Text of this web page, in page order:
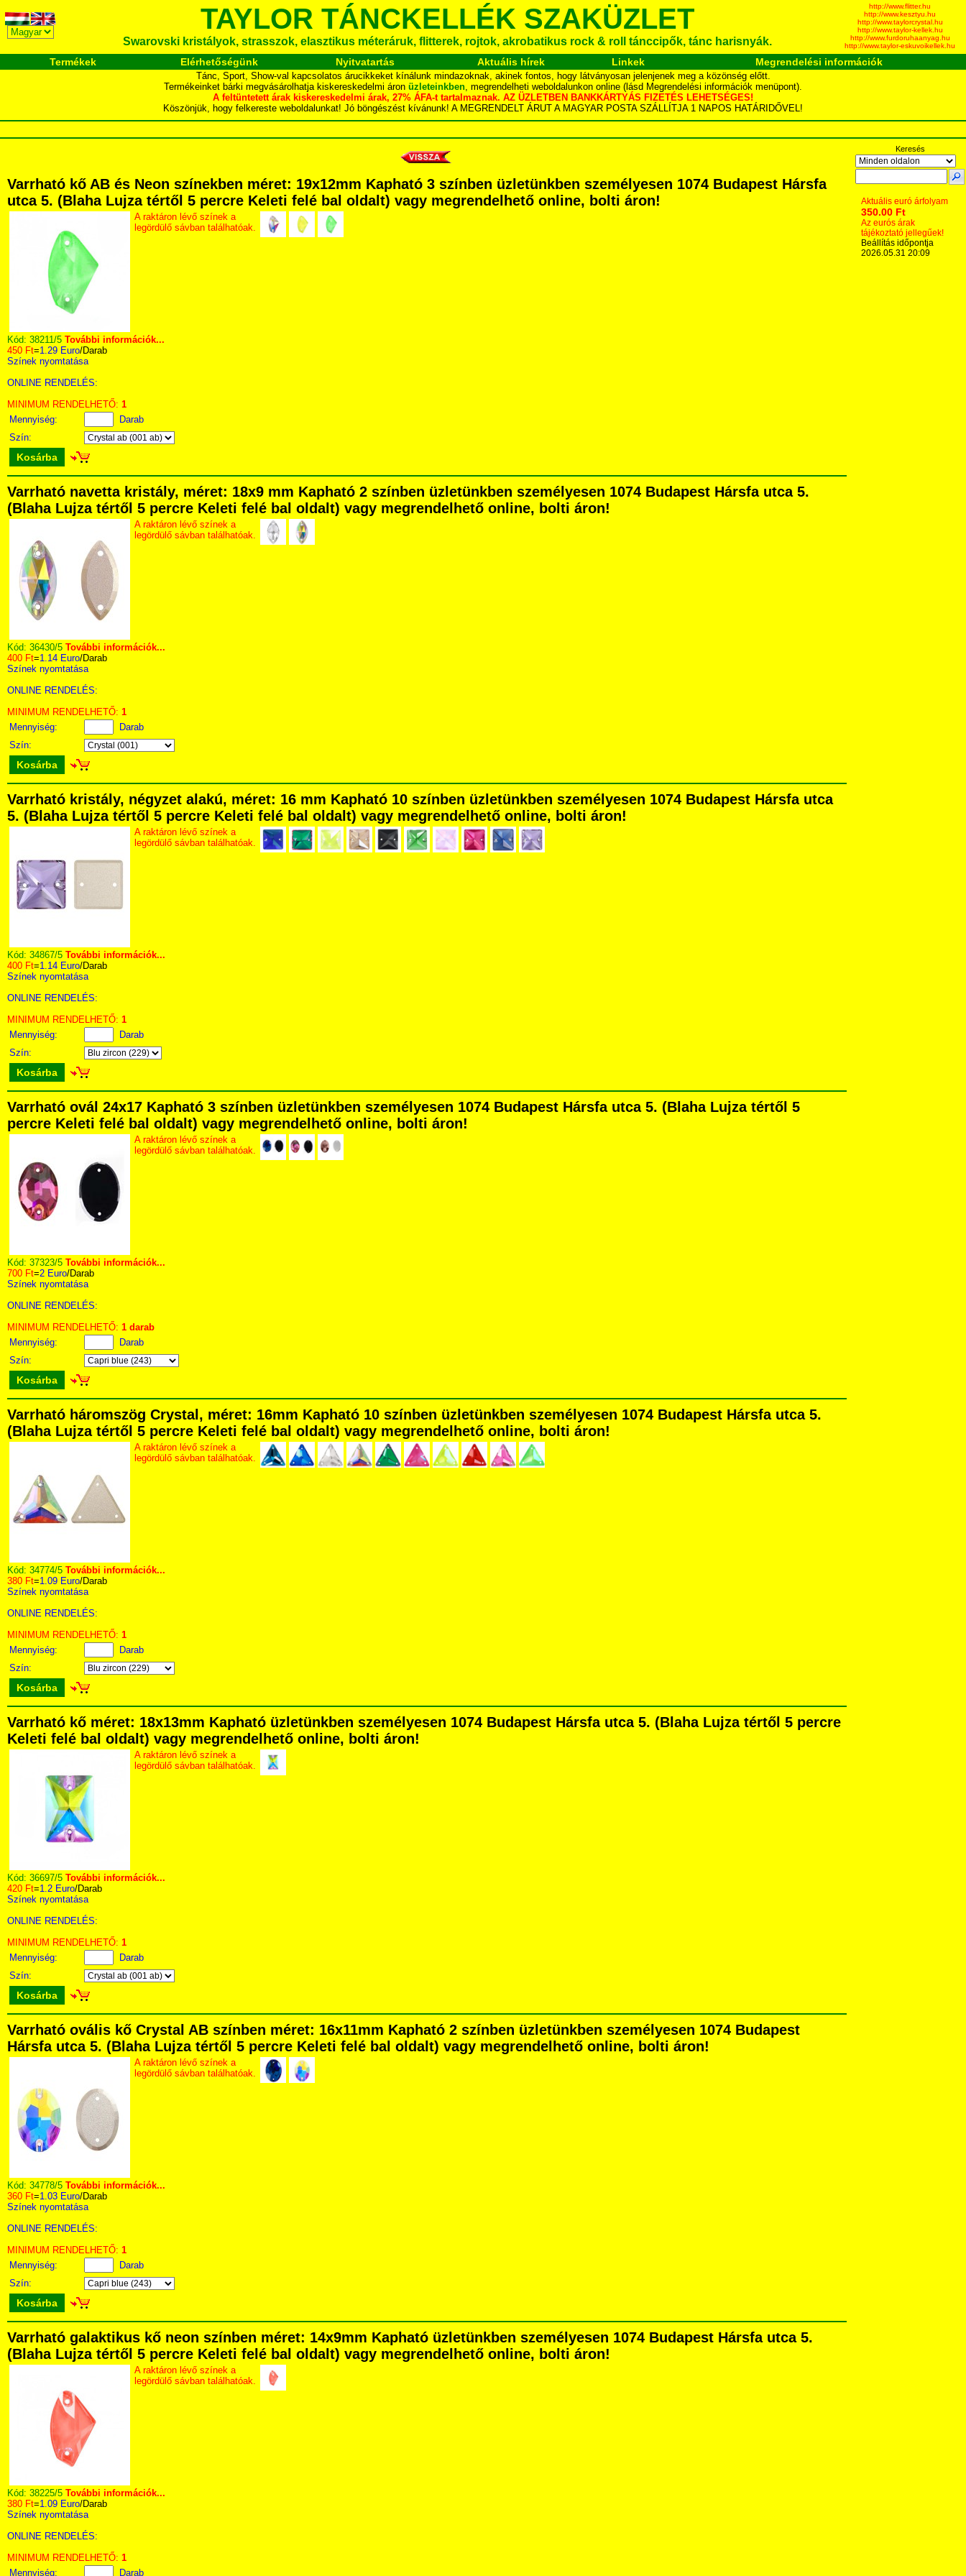
TAYLOR TÁNCKELLÉK SZAKÜZLET
Swarovski kristályok, strasszok, elasztikus méteráruk, flitterek, rojtok, akrobatikus rock & roll tánccipők, tánc harisnyák.
http://www.flitter.hu
http://www.kesztyu.hu
http://www.taylorcrystal.hu
http://www.taylor-kellek.hu
http://www.furdoruhaanyag.hu
http://www.taylor-eskuvoikellek.hu
Termékek Elérhetőségünk Nyitvatartás Aktuális hírek Linkek Megrendelési információk
Tánc, Sport, Show-val kapcsolatos árucikkeket kínálunk mindazoknak, akinek fontos, hogy látványosan jelenjenek meg a közönség előtt.
Termékeinket bárki megvásárolhatja kiskereskedelmi áron üzleteinkben, megrendelheti weboldalunkon online (lásd Megrendelési információk menüpont).
A feltüntetett árak kiskereskedelmi árak, 27% ÁFA-t tartalmaznak. AZ ÜZLETBEN BANKKÁRTYÁS FIZETÉS LEHETSÉGES!
Köszönjük, hogy felkereste weboldalunkat! Jó böngészést kívánunk! A MEGRENDELT ÁRUT A MAGYAR POSTA SZÁLLÍTJA 1 NAPOS HATÁRIDŐVEL!
Varrható kő AB és Neon színekben méret: 19x12mm Kapható 3 színben üzletünkben személyesen 1074 Budapest Hársfa
utca 5. (Blaha Lujza tértől 5 percre Keleti felé bal oldalt) vagy megrendelhető online, bolti áron!
A raktáron lévő színek a
legördülő sávban találhatóak.
Kód: 38211/5 További információk...
450 Ft=1.29 Euro/Darab
Színek nyomtatása
ONLINE RENDELÉS:
MINIMUM RENDELHETŐ: 1
Mennyiség:
Darab
Szín:
Kosárba
Varrható navetta kristály, méret: 18x9 mm Kapható 2 színben üzletünkben személyesen 1074 Budapest Hársfa utca 5.
(Blaha Lujza tértől 5 percre Keleti felé bal oldalt) vagy megrendelhető online, bolti áron!
A raktáron lévő színek a
legördülő sávban találhatóak.
Kód: 36430/5 További információk...
400 Ft=1.14 Euro/Darab
Színek nyomtatása
ONLINE RENDELÉS:
MINIMUM RENDELHETŐ: 1
Mennyiség:
Darab
Szín:
Kosárba
Varrható kristály, négyzet alakú, méret: 16 mm Kapható 10 színben üzletünkben személyesen 1074 Budapest Hársfa utca
5. (Blaha Lujza tértől 5 percre Keleti felé bal oldalt) vagy megrendelhető online, bolti áron!
A raktáron lévő színek a
legördülő sávban találhatóak.
Kód: 34867/5 További információk...
400 Ft=1.14 Euro/Darab
Színek nyomtatása
ONLINE RENDELÉS:
MINIMUM RENDELHETŐ: 1
Mennyiség:
Darab
Szín:
Kosárba
Varrható ovál 24x17 Kapható 3 színben üzletünkben személyesen 1074 Budapest Hársfa utca 5. (Blaha Lujza tértől 5
percre Keleti felé bal oldalt) vagy megrendelhető online, bolti áron!
A raktáron lévő színek a
legördülő sávban találhatóak.
Kód: 37323/5 További információk...
700 Ft=2 Euro/Darab
Színek nyomtatása
ONLINE RENDELÉS:
MINIMUM RENDELHETŐ: 1 darab
Mennyiség:
Darab
Szín:
Kosárba
Varrható háromszög Crystal, méret: 16mm Kapható 10 színben üzletünkben személyesen 1074 Budapest Hársfa utca 5.
(Blaha Lujza tértől 5 percre Keleti felé bal oldalt) vagy megrendelhető online, bolti áron!
A raktáron lévő színek a
legördülő sávban találhatóak.
Kód: 34774/5 További információk...
380 Ft=1.09 Euro/Darab
Színek nyomtatása
ONLINE RENDELÉS:
MINIMUM RENDELHETŐ: 1
Mennyiség:
Darab
Szín:
Kosárba
Varrható kő méret: 18x13mm Kapható üzletünkben személyesen 1074 Budapest Hársfa utca 5. (Blaha Lujza tértől 5 percre
Keleti felé bal oldalt) vagy megrendelhető online, bolti áron!
A raktáron lévő színek a
legördülő sávban találhatóak.
Kód: 36697/5 További információk...
420 Ft=1.2 Euro/Darab
Színek nyomtatása
ONLINE RENDELÉS:
MINIMUM RENDELHETŐ: 1
Mennyiség:
Darab
Szín:
Kosárba
Varrható ovális kő Crystal AB színben méret: 16x11mm Kapható 2 színben üzletünkben személyesen 1074 Budapest
Hársfa utca 5. (Blaha Lujza tértől 5 percre Keleti felé bal oldalt) vagy megrendelhető online, bolti áron!
A raktáron lévő színek a
legördülő sávban találhatóak.
Kód: 34778/5 További információk...
360 Ft=1.03 Euro/Darab
Színek nyomtatása
ONLINE RENDELÉS:
MINIMUM RENDELHETŐ: 1
Mennyiség:
Darab
Szín:
Kosárba
Varrható galaktikus kő neon színben méret: 14x9mm Kapható üzletünkben személyesen 1074 Budapest Hársfa utca 5.
(Blaha Lujza tértől 5 percre Keleti felé bal oldalt) vagy megrendelhető online, bolti áron!
A raktáron lévő színek a
legördülő sávban találhatóak.
Kód: 38225/5 További információk...
380 Ft=1.09 Euro/Darab
Színek nyomtatása
ONLINE RENDELÉS:
MINIMUM RENDELHETŐ: 1
Mennyiség:
Darab
Keresés
Aktuális euró árfolyam
350.00 Ft
Az eurós árak
tájékoztató jellegűek!
Beállítás időpontja
2026.05.31 20:09